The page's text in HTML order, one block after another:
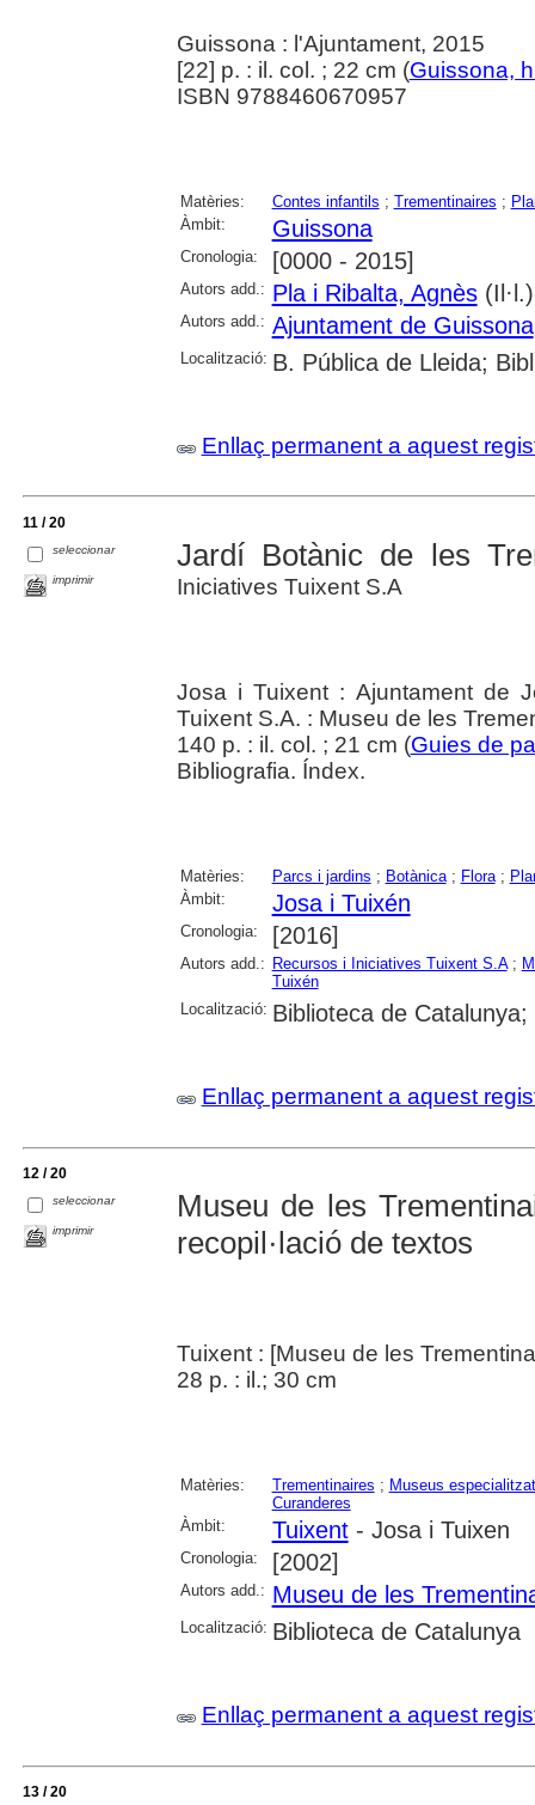
Guissona : l'Ajuntament, 2015
[22] p. : il. col. ; 22 cm (Guissona,
ISBN 9788460670957
Matèries: Contes infantils ; Trementinaires ;
Àmbit:
Guissona
Cronologia: [0000 - 2015]
Autors add.: Pla i Ribalta, Agnès(Il·l.)
Autors add.: Ajuntament de Guissona
Localització: B. Pública de Lleida;
Enllaç permanent a aquest
11 / 20
seleccionar
imprimir
Jardí Botànic de les
Iniciatives Tuixent S.A
Josa i Tuixent : Ajuntament de
Tuixent S.A. : Museu de les
140 p. : il. col. ; 21 cm (Guies de
Bibliografia. Índex.
Matèries: Parcs i jardins ; Botànica; Flora;
Àmbit:
Josa i Tuixén
Cronologia: [2016]
Autors add.: Recursos i Iniciatives Tuixent S.A;
Tuixén
Localització: Biblioteca de
Enllaç permanent a aquest
12 / 20
seleccionar
imprimir
Museu de les
recopil·lació de textos
Tuixent : [Museu de les
28 p. : il.; 30 cm
Matèries: Trementinaires ; Museus
Curanderes
Àmbit:
Tuixent- Josa i Tuixen
Cronologia: [2002]
Autors add.: Museu de les
Localització: Biblioteca de Catalunya
Enllaç permanent a aquest
13 / 20